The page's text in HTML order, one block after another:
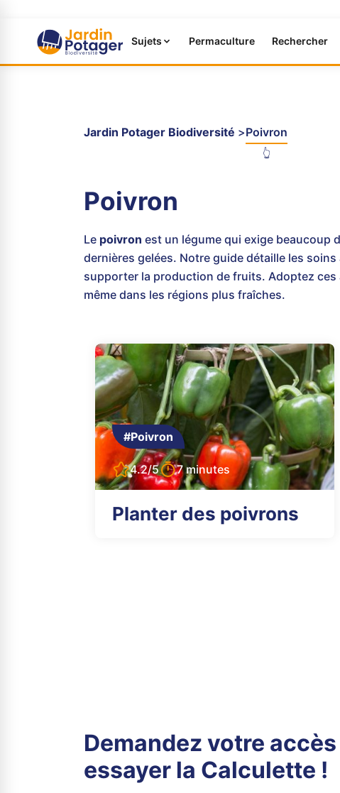
Sujets Permaculture Rechercher
Jardin Potager Biodiversité Poivron
👆
Poivron
Le poivron est un légume qui exige beaucoup
dernières gelées. Notre guide détaille les
supporter la production de fruits. Adoptez
même dans les régions plus fraîches.
#Poivron
4.2/5 7 minutes
Planter des poivrons
Demandez votre
essayer la Calculette !